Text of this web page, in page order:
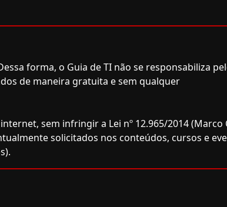
forma, o Guia de TI não se responsabiliza
de maneira gratuita e sem qualquer
sem infringir a Lei nº 12.965/2014 (Marco
solicitados nos conteúdos, cursos e